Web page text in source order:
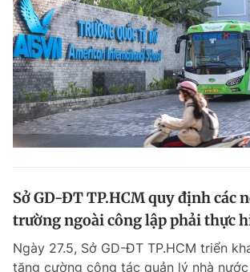
Video Magazine
Sản phẩm khác
Tiện ích Bạn cần
Sở GD-ĐT TP.HCM quy định các
trường ngoài công lập phải thực
Ngày 27.5, Sở GD-ĐT TP.HCM triển
tăng cường công tác quản lý nhà